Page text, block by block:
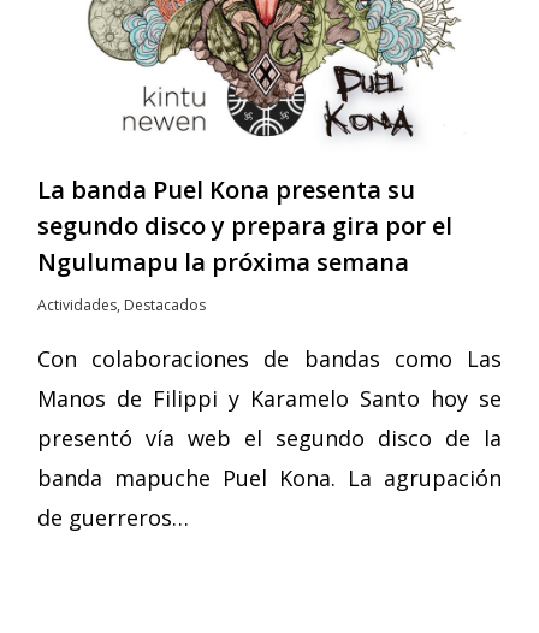
La banda Puel Kona presenta su
segundo disco y prepara gira por el
Ngulumapu la próxima semana
Actividades, Destacados
Con colaboraciones de bandas como Las
Manos de Filippi y Karamelo Santo hoy se
presentó vía web el segundo disco de la
banda mapuche Puel Kona. La agrupación
de guerreros…